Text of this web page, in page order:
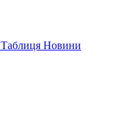
Таблиця Новини